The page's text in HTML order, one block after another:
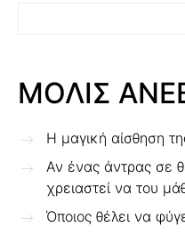
ΜΟΛΙΣ
Η μαγική αίσθηση
Αν ένας άντρας σε
χρειαστεί να του
Όποιος θέλει να